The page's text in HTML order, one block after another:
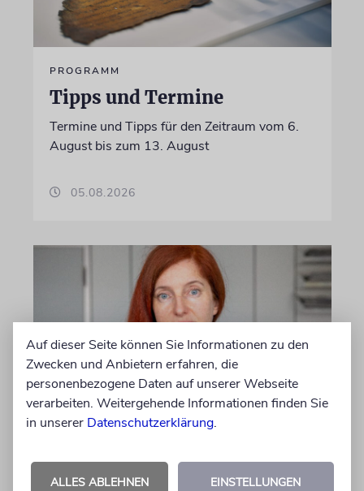
PROGRAMM
Tipps und Termine
Termine und Tipps für den Zeitraum vom 6.
August bis zum 13. August
05.08.2026
MEINUNG
Wie die 80er-Jahre-Ikone gegen alle
Auf dieser Seite können Sie Informationen zu den
Zwecken und Anbietern erfahren, die
personenbezogene Daten auf unserer Webseite
verarbeiten. Weitergehende Informationen finden Sie
in unserer Datenschutzerklärung.
ALLES ABLEHNEN EINSTELLUNGEN